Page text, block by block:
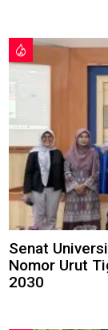
Senat
Nomor Urut
2030